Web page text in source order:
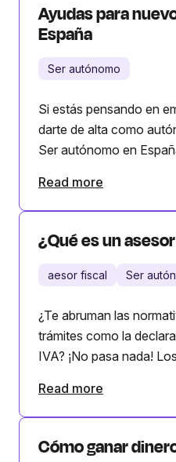
Ayudas para
España
Ser autónomo
Si estás pensando en
darte de alta como
Ser autónomo en
Read more
¿Qué es un
aesor fiscal Ser
¿Te abruman las
trámites como la
IVA? ¡No pasa nada!
Read more
Cómo ganar